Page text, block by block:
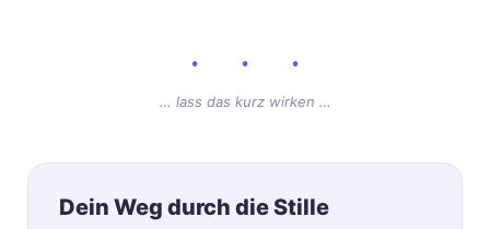
· · ·
… lass das kurz wirken …
Dein Weg durch die Stille